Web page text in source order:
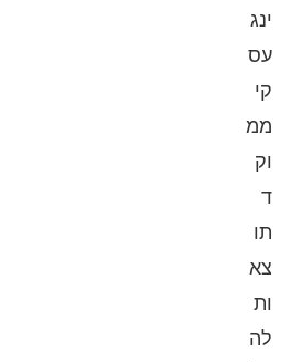
ינג
עס
קי
ממ
וק
תו
צא
ות
לה